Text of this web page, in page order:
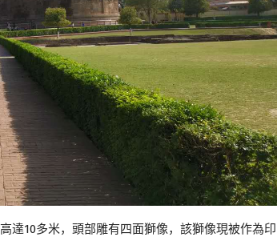
達10多米，頭部雕有四面獅像，該獅像現被作為印